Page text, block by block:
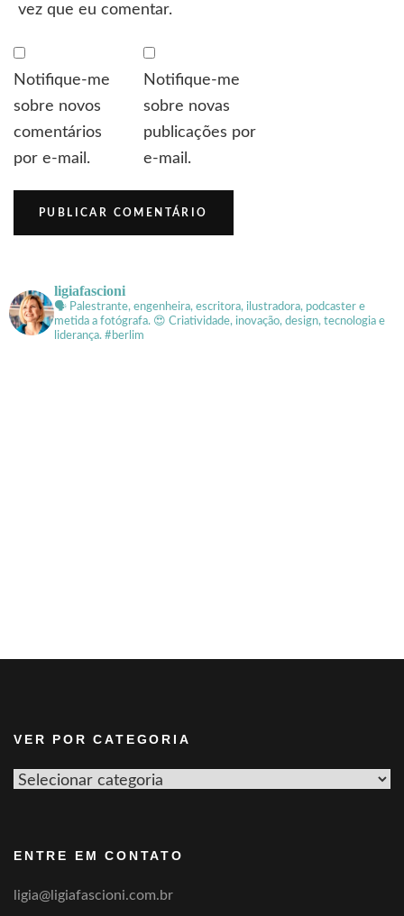
vez que eu comentar.
Notifique-me
sobre novos
comentários
por e-mail.
Notifique-me
sobre novas
publicações por
e-mail.
ligiafascioni
🗣 Palestrante, engenheira, escritora, ilustradora, podcaster e
metida a fotógrafa. 😍 Criatividade, inovação, design, tecnologia e
liderança. #berlim
VER POR CATEGORIA
Ver
ENTRE EM CONTATO
ligia@ligiafascioni.com.br